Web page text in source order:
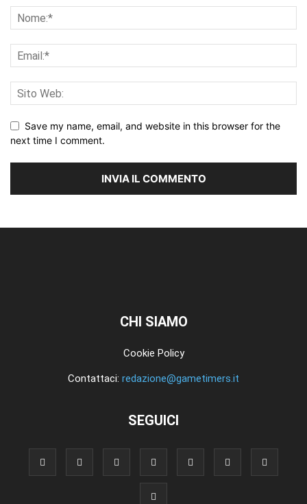
Save my name, email, and website in this browser for the
next time I comment.
CHI SIAMO
Cookie Policy
Contattaci: redazione@gametimers.it
SEGUICI